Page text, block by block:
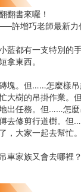
翻書來囉！
許增巧老師最新
藍都有一支特別的
拿東西。
塊。但……怎麼樣
大樹的吊掛作業。
出任務。但……怎
去修剪行道樹。但
，大家一起去幫
車家族又會去哪裡